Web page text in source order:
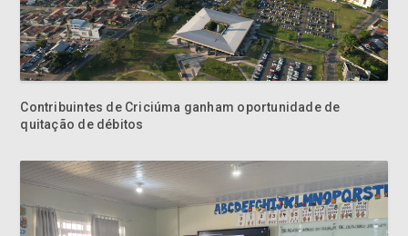
Contribuintes de Criciúma ganham oportunidade de
quitação de débitos